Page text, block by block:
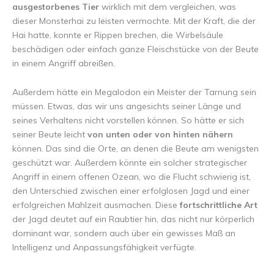
ausgestorbenes Tier wirklich mit dem vergleichen, was
dieser Monsterhai zu leisten vermochte. Mit der Kraft, die der
Hai hatte, konnte er Rippen brechen, die Wirbelsäule
beschädigen oder einfach ganze Fleischstücke von der Beute
in einem Angriff abreißen.
Außerdem hätte ein Megalodon ein Meister der Tarnung sein
müssen. Etwas, das wir uns angesichts seiner Länge und
seines Verhaltens nicht vorstellen können. So hätte er sich
seiner Beute leicht von unten oder von hinten nähern
können. Das sind die Orte, an denen die Beute am wenigsten
geschützt war. Außerdem könnte ein solcher strategischer
Angriff in einem offenen Ozean, wo die Flucht schwierig ist,
den Unterschied zwischen einer erfolglosen Jagd und einer
erfolgreichen Mahlzeit ausmachen. Diesefortschrittliche Art
der Jagd deutet auf ein Raubtier hin, das nicht nur körperlich
dominant war, sondern auch über ein gewisses Maß an
Intelligenz und Anpassungsfähigkeit verfügte.